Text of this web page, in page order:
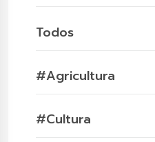
Todos
#Agricultura
#Cultura